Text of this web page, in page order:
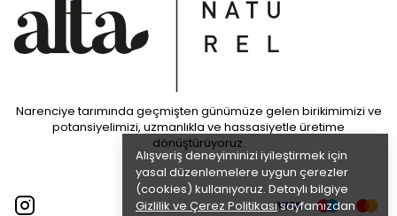
Alışveriş deneyiminizi iyileştirmek için
yasal düzenlemelere uygun çerezler
(cookies) kullanıyoruz. Detaylı bilgiye
Gizlilik ve Çerez Politikasısayfamızdan
Narenciye tarımında geçmişten günümüze gelen birikimimizi ve
potansiyelimizi, uzmanlıkla ve hassasiyetle üretime
dönüştürüyoruz.